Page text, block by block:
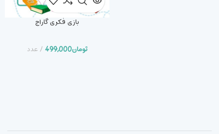
بازی فکری گاراج
تومان499,000 عدد